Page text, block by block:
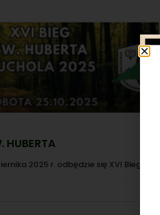
HUBERTA
2025 r. odbędzie się XVI Bieg